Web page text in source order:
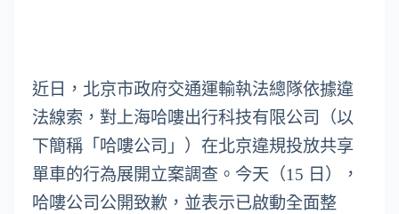
近日，北京市政府交通運輸執法總隊依據違
法線索，對上海哈嘍出行科技有限公司（以
下簡稱「哈嘍公司」）在北京違規投放共享
單車的行為展開立案調查。今天（15 日），
哈嘍公司公開致歉，並表示已啟動全面整